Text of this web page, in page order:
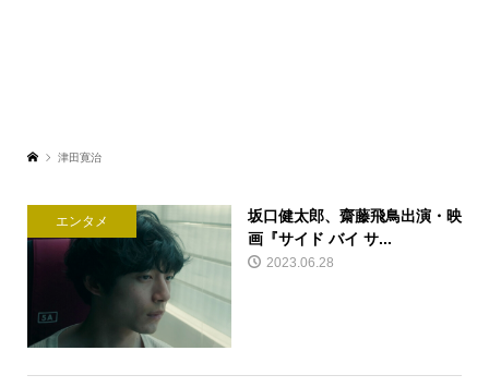
津田寛治
エンタメ
坂口健太郎、齋藤飛鳥出演・映
画『サイド バイ サ...
2023.06.28